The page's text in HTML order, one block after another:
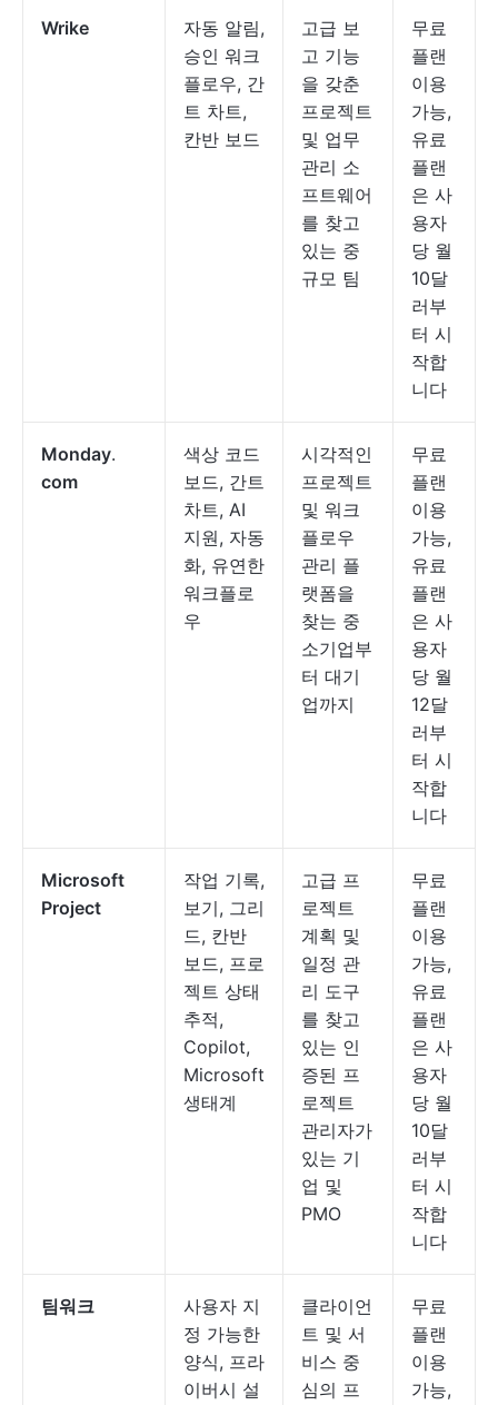
Wrike
자동 알림,
승인 워크
플로우, 간
트 차트,
칸반 보드
고급 보
고 기능
을 갖춘
프로젝트
및 업무
관리 소
프트웨어
를 찾고
있는 중
규모 팀
무료
플랜
이용
가능,
유료
플랜
은 사
용자
당 월
10달
러부
터 시
작합
니다
Monday.
com
색상 코드
보드, 간트
차트, AI
지원, 자동
화, 유연한
워크플로
우
시각적인
프로젝트
및 워크
플로우
관리 플
랫폼을
찾는 중
소기업부
터 대기
업까지
무료
플랜
이용
가능,
유료
플랜
은 사
용자
당 월
12달
러부
터 시
작합
니다
Microsoft
Project
작업 기록,
보기, 그리
드, 칸반
보드, 프로
젝트 상태
추적,
Copilot,
Microsoft
생태계
고급 프
로젝트
계획 및
일정 관
리 도구
를 찾고
있는 인
증된 프
로젝트
관리자가
있는 기
업 및
PMO
무료
플랜
이용
가능,
유료
플랜
은 사
용자
당 월
10달
러부
터 시
작합
니다
팀워크
사용자 지
정 가능한
양식, 프라
이버시 설
클라이언
트 및 서
비스 중
심의 프
무료
플랜
이용
가능,